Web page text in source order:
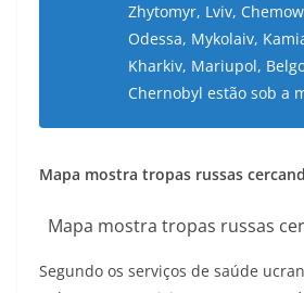
Zhytomyr, Lviv,
Odessa, Mykolaiv,
Kharkiv, Mariupol,
Chernobyl estão sob a
Mapa mostra tropas russas
Mapa mostra tropas russas
Segundo os serviços de saúde